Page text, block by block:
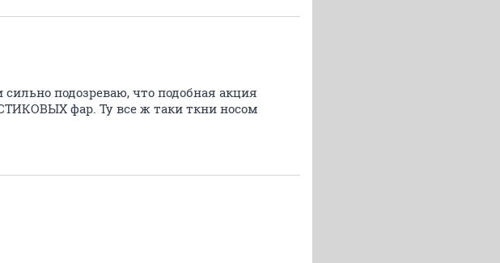
подозреваю, что подобная акция
фар. Ту все ж таки ткни носом